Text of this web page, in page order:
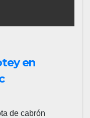
en
de cabrón